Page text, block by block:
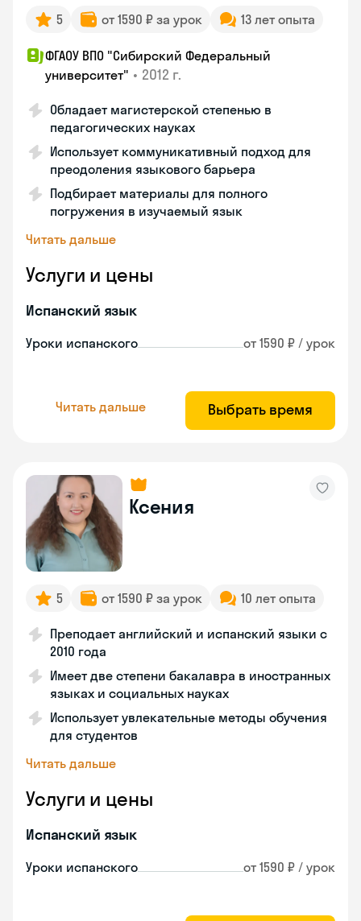
5 от 1590 ₽ за урок 13 лет опыта
ФГАОУ ВПО "Сибирский Федеральный
университет" • 2012 г.
Обладает магистерской степенью в
педагогических науках
Использует коммуникативный подход для
преодоления языкового барьера
Подбирает материалы для полного
погружения в изучаемый язык
Читать дальше
Услуги и цены
Испанский язык
Уроки испанского от 1590 ₽ / урок
Читать дальше Выбрать время
Ксения
5 от 1590 ₽ за урок 10 лет опыта
Преподает английский и испанский языки с
2010 года
Имеет две степени бакалавра в иностранных
языках и социальных науках
Использует увлекательные методы обучения
для студентов
Читать дальше
Услуги и цены
Испанский язык
Уроки испанского от 1590 ₽ / урок